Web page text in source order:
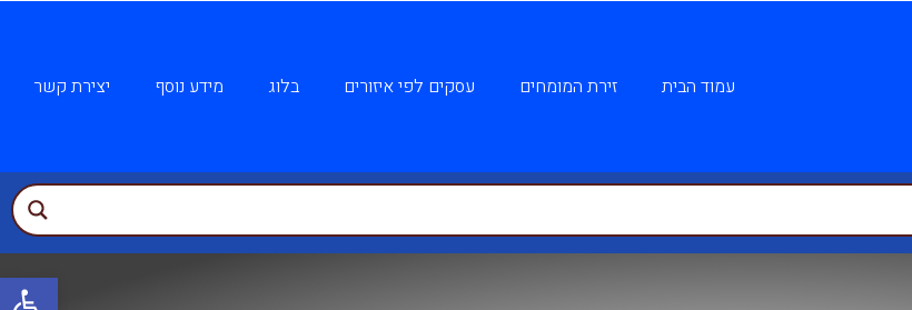
עמוד הבית זירת המומחים עסקים לפי איזורים בלוג מידע נוסף יצירת קשר